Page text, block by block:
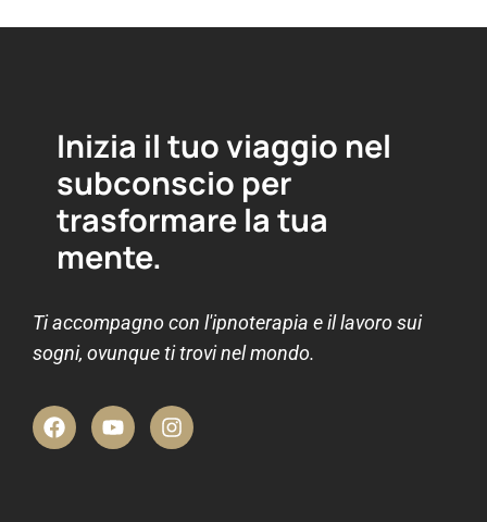
Inizia il tuo viaggio nel
subconscio per
trasformare la tua
mente.
Ti accompagno con l'ipnoterapia e il lavoro sui
sogni, ovunque ti trovi nel mondo.